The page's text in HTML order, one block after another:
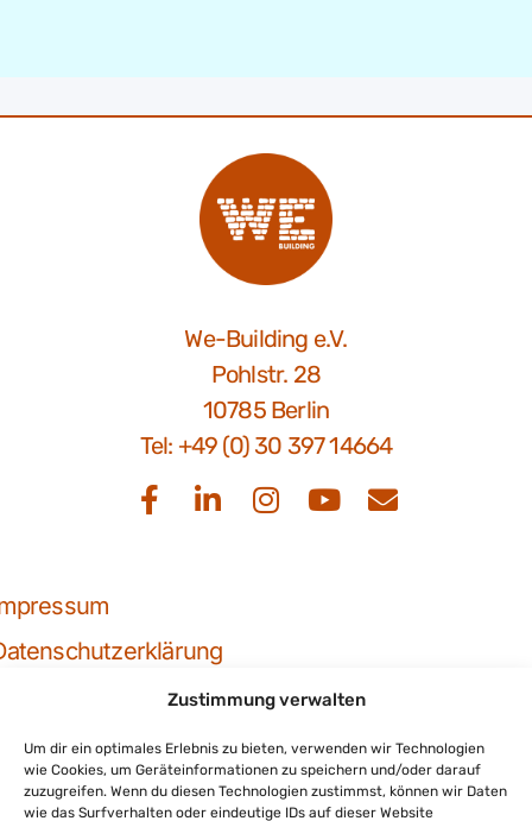
Zustimmung verwalten
Um dir ein optimales Erlebnis zu bieten, verwenden wir Technologien
wie Cookies, um Geräteinformationen zu speichern und/oder darauf
zuzugreifen. Wenn du diesen Technologien zustimmst, können wir Daten
wie das Surfverhalten oder eindeutige IDs auf dieser Website
We-Building e.V.
Pohlstr. 28
10785 Berlin
Tel: +49 (0) 30 397 14664
Richtlinie